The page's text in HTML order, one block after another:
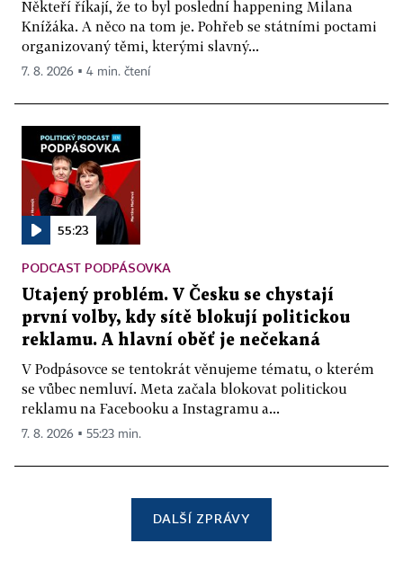
Někteří říkají, že to byl poslední happening Milana
Knížáka. A něco na tom je. Pohřeb se státními poctami
organizovaný těmi, kterými slavný...
7. 8. 2026 ▪ 4 min. čtení
55:23
PODCAST PODPÁSOVKA
Utajený problém. V Česku se chystají
první volby, kdy sítě blokují politickou
reklamu. A hlavní oběť je nečekaná
V Podpásovce se tentokrát věnujeme tématu, o kterém
se vůbec nemluví. Meta začala blokovat politickou
reklamu na Facebooku a Instagramu a...
7. 8. 2026 ▪ 55:23 min.
DALŠÍ ZPRÁVY